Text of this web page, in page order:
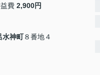
費 2,900円
水神町８番地４